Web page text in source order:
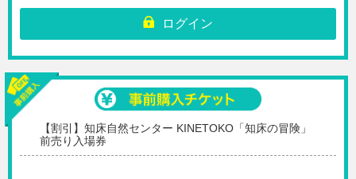
☆知床自然センターのMEGAスクリーン・KINETOKOで上映される「THE
LIMIT」の前売り入場券です。
へお越しください。
※ご購入後のキャンセル・返金・変更は受け付けられません。
※未就学児は無料でご入場いただけます。
【利用期間】ご購入日から180日間
ログイン
【割引】知床自然センター KINETOKO「知床の冒険」
前売り入場券